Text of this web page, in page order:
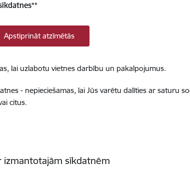
**
Apstiprināt atzīmētās
lai uzlabotu vietnes darbību un pakalpojumus.
- nepieciešamas, lai Jūs varētu dalīties ar saturu
citus.
sīkdatnēm